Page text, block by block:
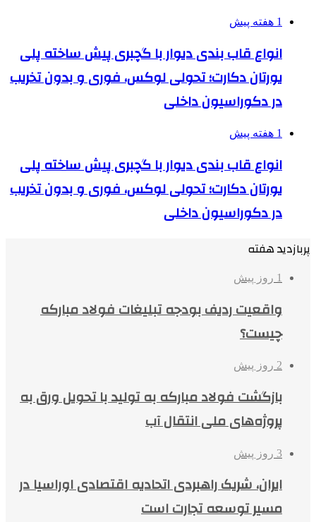
1 هفته پیش
انواع قاب بندی دیوار با گچبری پیش ساخته پلی
یورتان دکارت؛ تحولی لوکس، فوری و بدون تخریب
در دکوراسیون داخلی
1 هفته پیش
انواع قاب بندی دیوار با گچبری پیش ساخته پلی
یورتان دکارت؛ تحولی لوکس، فوری و بدون تخریب
در دکوراسیون داخلی
پربازدید هفته
1 روز پیش
واقعیت ردیف بودجه تبلیغات فولاد مبارکه
چیست؟
2 روز پیش
بازگشت فولاد مبارکه به تولید با تحویل ورق به
پروژه‌های ملی انتقال آب
3 روز پیش
ایران، شریک راهبردی اتحادیه اقتصادی اوراسیا در
مسیر توسعه تجارت است